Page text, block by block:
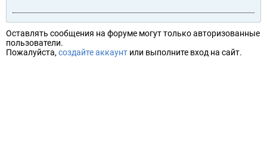
Оставлять сообщения на форуме могут только авторизованные
пользователи.
Пожалуйста, создайте аккаунт или выполните вход на сайт.